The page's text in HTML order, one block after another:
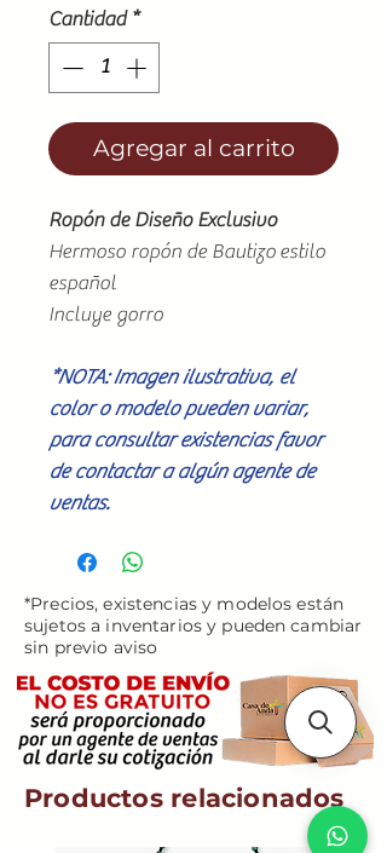
Cantidad *
Agregar al carrito
Ropón de Diseño Exclusivo
Hermoso ropón de Bautizo estilo
español
Incluye gorro
*NOTA: Imagen ilustrativa, el
color o modelo pueden variar,
para consultar existencias favor
de contactar a algún agente de
ventas.
*Precios, existencias y modelos están
sujetos a inventarios y pueden cambiar
sin previo aviso
Productos relacionados